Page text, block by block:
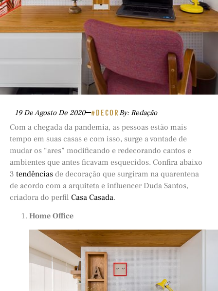
19 De Agosto De 2020 #DECORBy: Redação
Com a chegada da pandemia, as pessoas estão mais
tempo em suas casas e com isso, surge a vontade de
mudar os “ares” modificando e redecorando cantos e
ambientes que antes ficavam esquecidos. Confira abaixo
3 tendências de decoração que surgiram na quarentena
de acordo com a arquiteta e influencer Duda Santos,
criadora do perfil Casa Casada.
Home Office